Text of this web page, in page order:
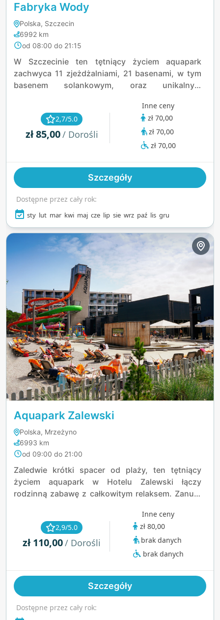
Fabryka Wody
Polska, Szczecin
6992 km
od 08:00 do 21:15
W Szczecinie ten tętniący życiem aquapark
zachwyca 11 zjeżdżalniami, 21 basenami, w tym
basenem solankowym, oraz unikalnym
tematycznych saun, takich jak Sauna
Wulkaniczna, oraz zewnętrzna plaża z dyszami
do masażu tworzą niezapomniane chwile.
2,7/5.0
zł 85,00/ Dorośli
Inne ceny
zł 70,00
zł 70,00
zł 70,00
Szczegóły
Dostępne przez cały rok:
sty lut mar kwi maj cze lip sie wrz paź lis gru
Aquapark Zalewski
Polska, Mrzeżyno
6993 km
od 09:00 do 21:00
Zaledwie krótki spacer od plaży, ten tętniący
życiem aquapark w Hotelu Zalewski łączy
rodzinną zabawę z całkowitym relaksem. Zanurz
dziką rzeką lub odpręż się w tematycznych
jacuzzi i saunach. Dzieci pokochają strefę zabaw
z pirackimi statkami i morskimi stworzeniami,
podczas gdy dorośli mogą uciec do strefy
każdego wieku, to całoroczny wodny raj nad
morzem.
2,9/5.0
zł 110,00/ Dorośli
Inne ceny
zł 80,00
brak danych
brak danych
Szczegóły
Dostępne przez cały rok: